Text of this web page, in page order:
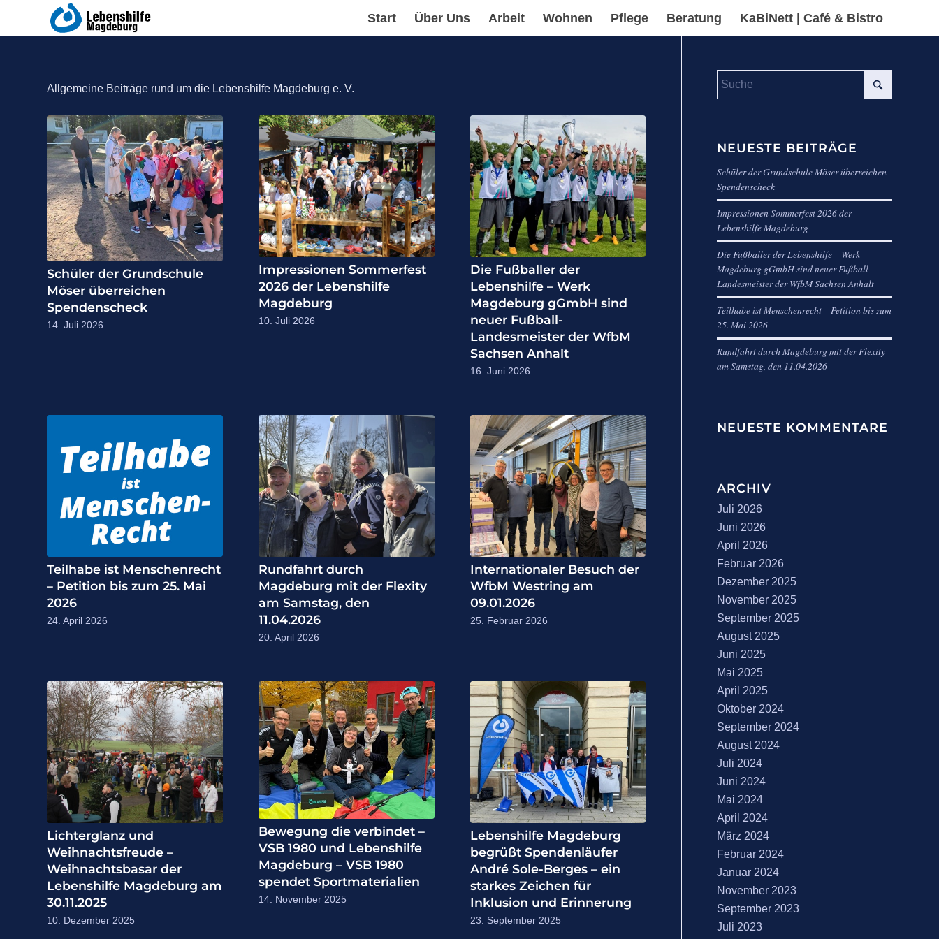
Start Über Uns Arbeit Wohnen Pflege Beratung KaBiNett | Café & Bistro
Allgemeine Beiträge rund um die Lebenshilfe Magdeburg e. V.
Schüler der Grundschule
Möser überreichen
Spendenscheck
14. Juli 2026
Impressionen Sommerfest
2026 der Lebenshilfe
Magdeburg
10. Juli 2026
Die Fußballer der
Lebenshilfe – Werk
Magdeburg gGmbH sind
neuer Fußball-
Landesmeister der WfbM
Sachsen Anhalt
16. Juni 2026
Teilhabe ist Menschenrecht
– Petition bis zum 25. Mai
2026
24. April 2026
Rundfahrt durch
Magdeburg mit der Flexity
am Samstag, den
11.04.2026
20. April 2026
Internationaler Besuch der
WfbM Westring am
09.01.2026
25. Februar 2026
Lichterglanz und
Weihnachtsfreude –
Weihnachtsbasar der
Lebenshilfe Magdeburg am
30.11.2025
10. Dezember 2025
Bewegung die verbindet –
VSB 1980 und Lebenshilfe
Magdeburg – VSB 1980
spendet Sportmaterialien
14. November 2025
Lebenshilfe Magdeburg
begrüßt Spendenläufer
André Sole-Berges – ein
starkes Zeichen für
Inklusion und Erinnerung
23. September 2025
NEUESTE BEITRÄGE
Schüler der Grundschule Möser überreichen
Spendenscheck
Impressionen Sommerfest 2026 der
Lebenshilfe Magdeburg
Die Fußballer der Lebenshilfe – Werk
Magdeburg gGmbH sind neuer Fußball-
Landesmeister der WfbM Sachsen Anhalt
Teilhabe ist Menschenrecht – Petition bis zum
25. Mai 2026
Rundfahrt durch Magdeburg mit der Flexity
am Samstag, den 11.04.2026
NEUESTE KOMMENTARE
ARCHIV
Juli 2026
Juni 2026
April 2026
Februar 2026
Dezember 2025
November 2025
September 2025
August 2025
Juni 2025
Mai 2025
April 2025
Oktober 2024
September 2024
August 2024
Juli 2024
Juni 2024
Mai 2024
April 2024
März 2024
Februar 2024
Januar 2024
November 2023
September 2023
Juli 2023